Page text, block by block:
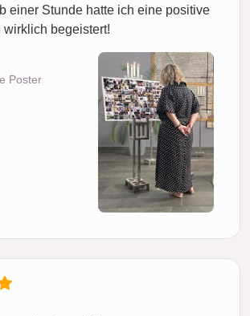
einer Stunde hatte ich eine positive
wirklich begeistert!
Poster